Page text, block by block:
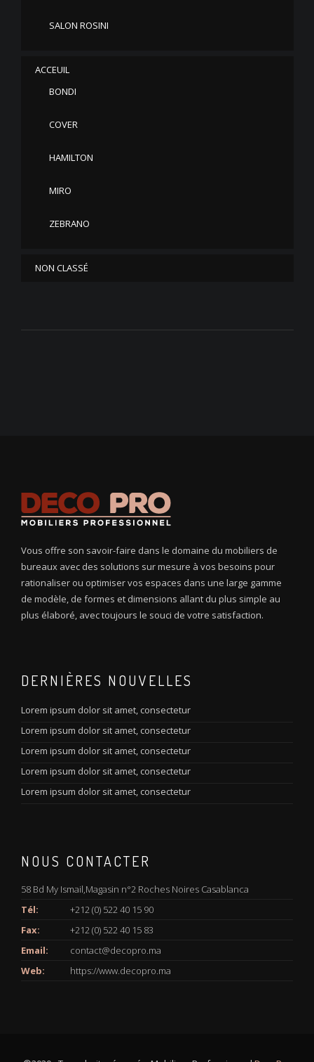
SALON ROSINI
ACCEUIL
BONDI
COVER
HAMILTON
MIRO
ZEBRANO
NON CLASSÉ
Vous offre son savoir-faire dans le domaine du mobiliers de
bureaux avec des solutions sur mesure à vos besoins pour
rationaliser ou optimiser vos espaces dans une large gamme
de modèle, de formes et dimensions allant du plus simple au
plus élaboré, avec toujours le souci de votre satisfaction.
DERNIÈRES NOUVELLES
Lorem ipsum dolor sit amet, consectetur
Lorem ipsum dolor sit amet, consectetur
Lorem ipsum dolor sit amet, consectetur
Lorem ipsum dolor sit amet, consectetur
Lorem ipsum dolor sit amet, consectetur
NOUS CONTACTER
58 Bd My Ismail,Magasin n°2 Roches Noires Casablanca
Tél:
+212 (0) 522 40 15 90
Fax:
+212 (0) 522 40 15 83
Email:
contact@decopro.ma
Web:
https://www.decopro.ma